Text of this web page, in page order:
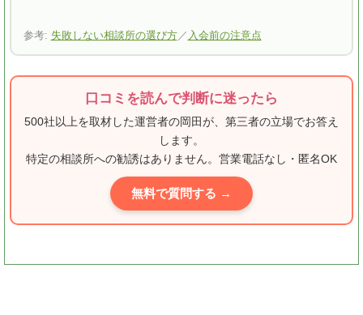
参考: 失敗しない相談所の選び方／ 入会前の注意点
口コミを読んで判断に迷ったら
500社以上を取材した運営者の岡田が、第三者の立場でお答え
します。
特定の相談所への勧誘はありません。営業電話なし・匿名OK
無料で質問する →